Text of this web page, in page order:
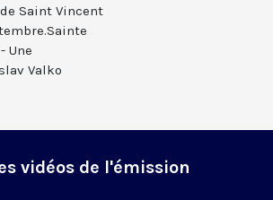
Saint Vincent
Une
Valko
vidéos de l'émission